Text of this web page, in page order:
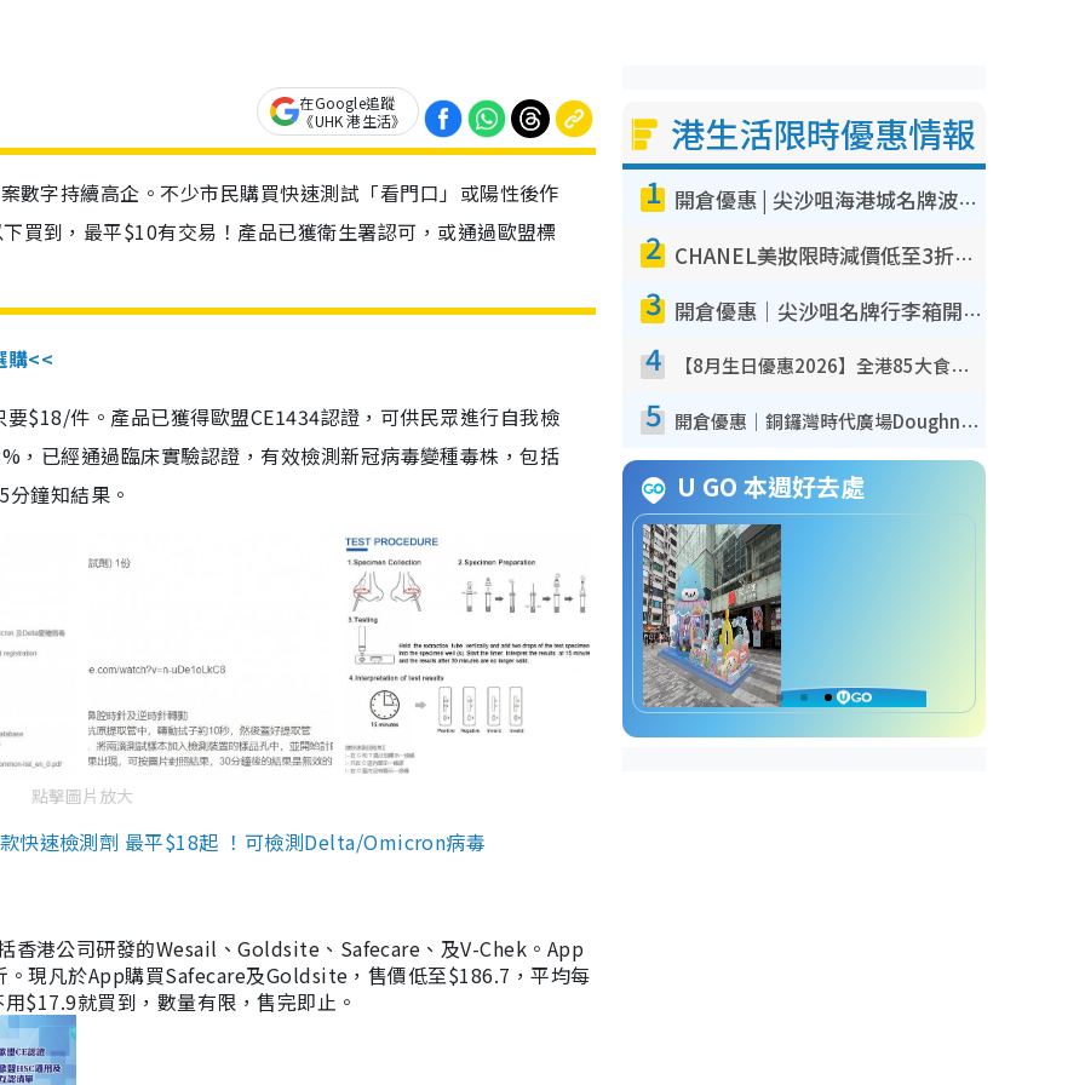
在Google追蹤
《UHK 港生活》
數字持續高企。不少市民購買快速測試「看門口」或陽性後作
買到，最平$10有交易！產品已獲衛生署認可，或通過歐盟標
購<<
$18/件。產品已獲得歐盟CE1434認證，可供民眾進行自我檢
，已經通過臨床實驗認證，有效檢測新冠病毒變種毒株，包括
鐘知結果。
點擊圖片放大
快速檢測劑 最平$18起 ！可檢測Delta/Omicron病毒
香港公司研發的Wesail、Goldsite、Safecare、及V-Chek。App
現凡於App購買Safecare及Goldsite，售價低至$186.7，平均每
$17.9就買到，數量有限，售完即止。
港生活限時優惠情報
1 開倉優惠 | 尖沙咀海港城名牌波鞋開倉低至1折！On鞋$899起／Joy&Peace鞋履$98起
2 CHANEL美妝限時減價低至3折！人氣粉底/唇膏/精華液低至$275！COCO香水都有平
3 開倉優惠｜尖沙咀名牌行李箱開倉低至4折！一連5日 American Tourister/ace./Hallmark $200起！
4 【8月生日優惠2026】全港85大食買玩著數攻略 自助餐/火鍋放題同行免費＋誠品/DONKI送現金券
5 開倉優惠｜銅鑼灣時代廣場Doughnut/Campo Marzio開倉低至1折！背囊、書包、手袋劈價$200起
U GO 本週好去處